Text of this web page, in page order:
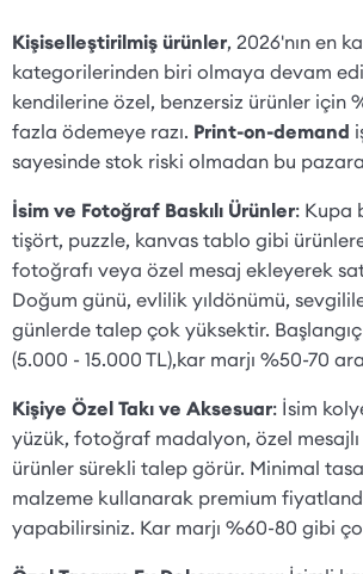
Kişiselleştirilmiş ürünler, 2026'nın en
kategorilerinden biri olmaya devam
kendilerine özel, benzersiz ürünler için
fazla ödemeye razı. Print-on-demand
sayesinde stok riski olmadan bu
İsim ve Fotoğraf Baskılı Ürünler: Kupa
tişört, puzzle, kanvas tablo gibi
fotoğrafı veya özel mesaj ekleyerek
Doğum günü, evlilik yıldönümü,
günlerde talep çok yüksektir.
(5.000 - 15.000 TL),kar marjı %50-70
Kişiye Özel Takı ve Aksesuar: İsim
yüzük, fotoğraf madalyon, özel
ürünler sürekli talep görür. Minimal
malzeme kullanarak premium
yapabilirsiniz. Kar marjı %60-80 gibi